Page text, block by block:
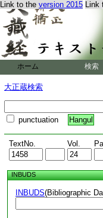
Link to the version 2015 Link
ホーム 検索
大正蔵検索
punctuation Hangul
TextNo. Vol.
INBUDS
INBUDS(Bibliographic